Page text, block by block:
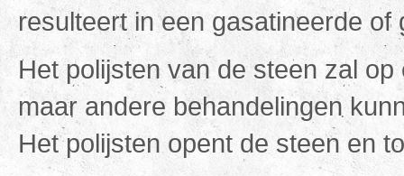
resulteert in een gasatineerde of
Het polijsten van de steen zal
maar andere behandelingen
Het polijsten opent de steen en